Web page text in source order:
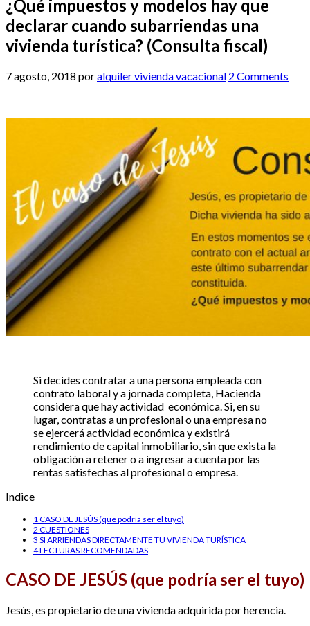
¿Qué impuestos y modelos hay que
declarar cuando subarriendas una
vivienda turística? (Consulta fiscal)
7 agosto, 2018 poralquiler vivienda vacacional 2 Comments
Si decides contratar a una persona empleada con
contrato laboral y a jornada completa, Hacienda
considera que hay actividad económica. Si, en su
lugar, contratas a un profesional o una empresa no
se ejercerá actividad económica y existirá
rendimiento de capital inmobiliario, sin que exista la
obligación a retener o a ingresar a cuenta por las
rentas satisfechas al profesional o empresa.
Indice
1 CASO DE JESÚS (que podría ser el tuyo)
2 CUESTIONES
3 SI ARRIENDAS DIRECTAMENTE TU VIVIENDA TURÍSTICA
4LECTURAS RECOMENDADAS
CASO DE JESÚS (que podría ser el tuyo)
Jesús, es propietario de una vivienda adquirida por herencia.